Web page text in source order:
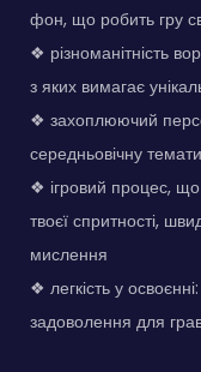
фон, що робить гру
❖ різноманітність
з яких вимагає
❖ захоплюючий
середньовічну
❖ ігровий процес, що
твоєї спритності,
мислення
❖ легкість у
задоволення для